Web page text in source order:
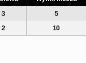
3 5
2 10